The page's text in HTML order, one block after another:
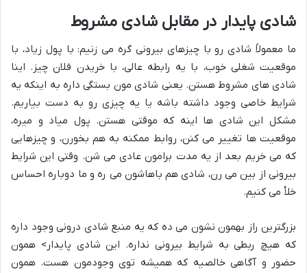
شادی پایدار در مقابل شادی مشروط
ما معمولاً شادی رو با چیزهای بیرونی گره می زنیم: با پول زیاد، با
موقعیت شغلی خوب، با یه رابطه عالی، با خریدن فلان چیز. اینا
شادی های مشروط هستن. یعنی شادی مون بستگی داره به اینکه یه
شرایط خاصی وجود داشته باشه یا یه چیزی رو به دست بیاریم.
مشکل این شادی ها اینه که موقتی هستن. پول میاد و میره،
موقعیت ها تغییر می کنن، روابط ممکنه به هم بخورن، و چیزهایی
که می خریم بعد از یه مدت برامون عادی می شن. وقتی این شرایط
بیرونی از بین می رن، شادی هم باهاشون می ره و ما دوباره احساس
خلأ می کنیم.
بزرگترین راز بهمون نشون می ده که یه منبع شادی درونی وجود داره
که هیچ ربطی به شرایط بیرونی نداره. این شادی پایدار> همون
حضور و آگاهی خالصیه که همیشه توی وجودمون هست. همون